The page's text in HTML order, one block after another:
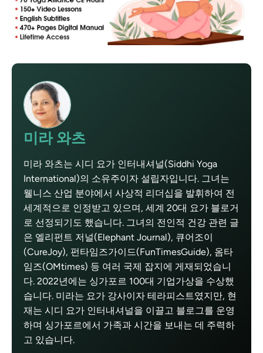
미라 와츠
미라 와츠는 시디 요가 인터내셔널(Siddhi Yoga
International)의 소유주이자 설립자입니다. 그녀는
웰니스 산업 분야에서 사상적 리더십을 발휘하여 전
세계적으로 인정받고 있으며, 세계 20대 요가 블로거
로 선정되기도 했습니다. 그녀의 전인적 건강 관련 글
은 엘리펀트 저널(Elephant Journal), 큐어조이
(CureJoy), 펀타임즈가이드(FunTimesGuide), 옴타
임즈(OMtimes) 등 여러 국제 잡지에 게재되었습니
다. 2022년에는 싱가포르 100대 기업가상을 수상했
습니다. 미라는 요가 강사이자 테라피스트였지만, 현
재는 시디 요가 인터내셔널을 이끌고 블로그를 운영
하며 싱가포르에서 가족과 시간을 보내는 데 주력하
고 있습니다.